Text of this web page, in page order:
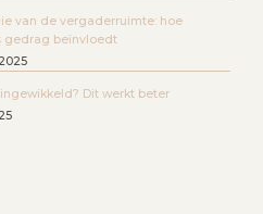
van de vergaderruimte: hoe
gedrag beïnvloedt
Dit werkt beter